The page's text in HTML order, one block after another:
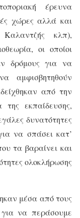
έρευνα
χώρες αλλά και
κλπ),
οι οποίοι
δρόμους για να
αμφισβητηθούν
από την
της εκπαίδευσης,
δυνατότητες
να σπάσει κατ’
τα βαραίνει και
ολοκλήρωσης
μέσα από τους
να περάσουμε